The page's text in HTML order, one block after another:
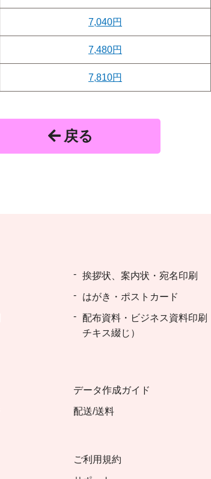
7,040円
7,480円
7,810円
戻る
挨拶状、案内状・宛名印刷
はがき・ポストカード
配布資料・ビジネス資料印刷
チキス綴じ）
データ作成ガイド
配送/送料
ご利用規約